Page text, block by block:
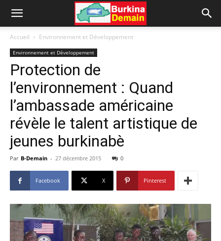
Accueil Environnement et Développement
Environnement et Développement
Protection de
l’environnement : Quand
l’ambassade américaine
révèle le talent artistique de
jeunes burkinabè
Par B-Demain - 27 décembre 2015 0
Facebook X Pinterest